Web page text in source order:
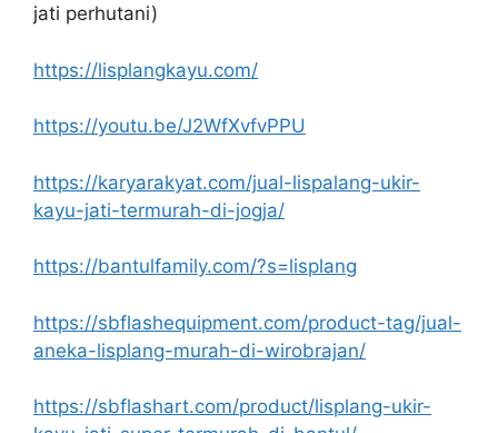
jati perhutani)
https://lisplangkayu.com/
https://youtu.be/J2WfXvfvPPU
https://karyarakyat.com/jual-lispalang-ukir-
kayu-jati-termurah-di-jogja/
https://bantulfamily.com/?s=lisplang
https://sbflashequipment.com/product-tag/jual-
aneka-lisplang-murah-di-wirobrajan/
https://sbflashart.com/product/lisplang-ukir-